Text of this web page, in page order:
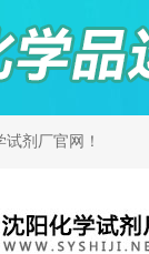
试剂厂官网！